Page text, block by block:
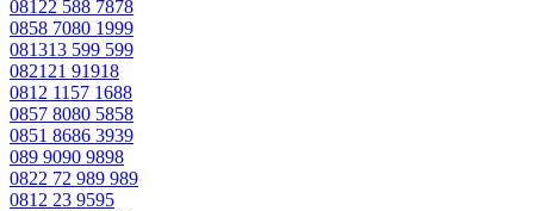
08122 588 7878
0858 7080 1999
081313 599 599
082121 91918
0812 1157 1688
0857 8080 5858
0851 8686 3939
089 9090 9898
0822 72 989 989
0812 23 9595